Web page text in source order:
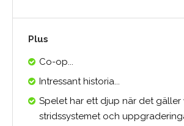
Plus
Co-op...
Intressant historia...
Spelet har ett djup när det gäller
stridssystemet och